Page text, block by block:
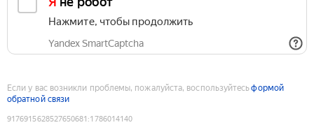
Нажмите, чтобы продолжить
Yandex SmartCaptcha
Если у вас возникли проблемы, пожалуйста, воспользуйтесьформой
обратной связи
9176915628527650681 :1786014140